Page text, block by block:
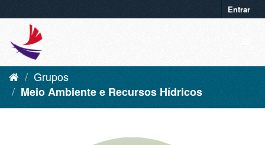
Entrar
Grupos
Meio Ambiente e Recursos Hídricos